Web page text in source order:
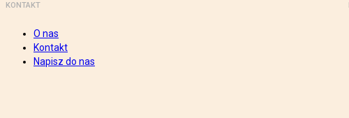
KONTAKT
O nas
Kontakt
Napisz do nas